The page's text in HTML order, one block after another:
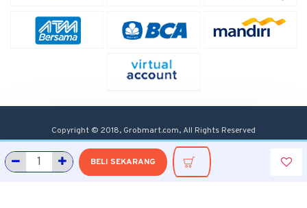
BELI SEKARANG
Copyright © 2018, Grobmart.com, All Rights Reserved